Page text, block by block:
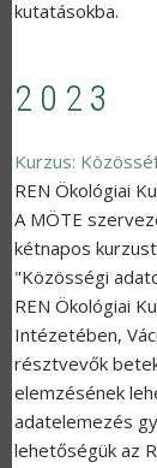
kutatásokba.
2023
Kurzus:
REN Ökológiai
A MÖTE
kétnapos
"Közösségi
REN Ökológiai
Intézetében,
résztvevők
elemzésének
adatelemezés
lehetőségük az